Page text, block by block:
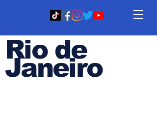
Rio de
Janeiro